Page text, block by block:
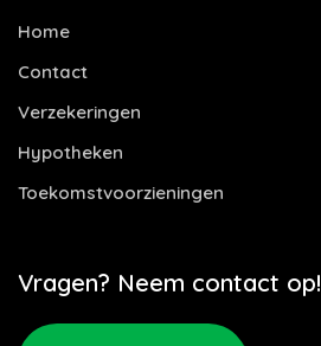
Home
Contact
Verzekeringen
Hypotheken
Toekomstvoorzieningen
Vragen? Neem contact op!